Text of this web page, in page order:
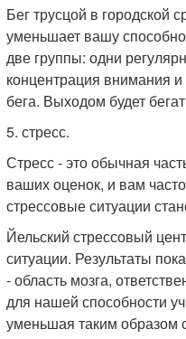
Бег трусцой в городской
уменьшает вашу
две группы: одни
концентрация внимания
бега. Выходом будет
5. стресс.
Стресс - это обычная
ваших оценок, и вам
стрессовые ситуации
Йельский стрессовый
ситуации. Результаты
- область мозга,
для нашей способности
уменьшая таким образом